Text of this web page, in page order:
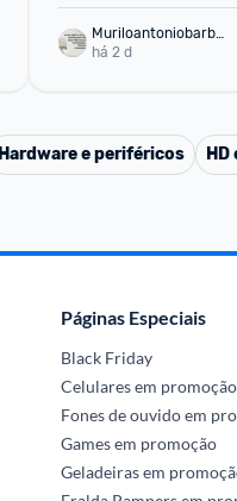
Muriloantoniobarbo
sa
há 2 d
Hardware e periféricos HD
Páginas Especiais
Black Friday
Celulares em promoção
Fones de ouvido em
Games em promoção
Geladeiras em